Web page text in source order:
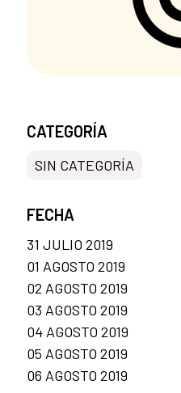
CATEGORÍA
SIN CATEGORÍA
FECHA
31 JULIO 2019
01 AGOSTO 2019
02 AGOSTO 2019
03 AGOSTO 2019
04 AGOSTO 2019
05 AGOSTO 2019
06 AGOSTO 2019